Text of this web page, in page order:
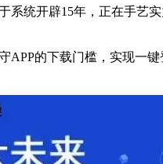
统开辟15年，正在手艺实
的下载门槛，实现一键